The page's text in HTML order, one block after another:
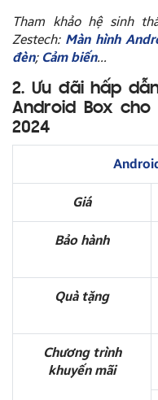
Tham khảo hệ sinh
Zestech: Màn hình
đèn; Cảm biến…
2. Ưu đãi hấp
Android Box cho
2024
Giá
Bảo hành
Quà tặng
Chương trình
khuyến mãi